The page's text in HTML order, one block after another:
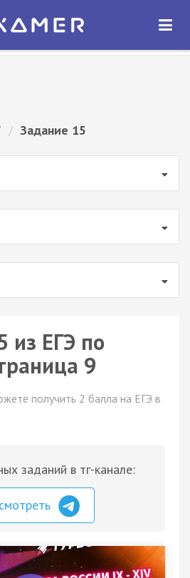
2027
ОТКРЫТЬ
/ Задание 15
из ЕГЭ по
9
получить 2 балла на ЕГЭ в
заданий в тг-канале: